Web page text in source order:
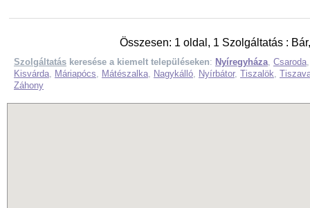
Összesen: 1 oldal, 1 Szolgáltatás :
Szolgáltatás keresése a kiemelt településeken: Nyíregyháza, Csaroda
Kisvárda, Máriapócs, Mátészalka, Nagykálló, Nyírbátor, Tiszalök,
Záhony